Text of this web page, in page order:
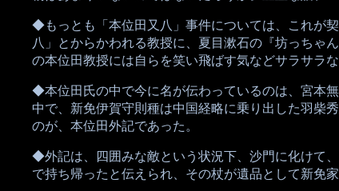
◆もっとも「本位田又八」事件については、これが
八」とからかわれる教授に、夏目漱石の『坊っちゃ
の本位田教授には自らを笑い飛ばす気などサラサラ
◆本位田氏の中で今に名が伝わっているのは、宮本
中で、新免伊賀守則種は中国経略に乗り出した羽柴
のが、本位田外記であった。
◆外記は、四囲みな敵という状況下、沙門に化けて
で持ち帰ったと伝えられ、その杖が遺品として新免